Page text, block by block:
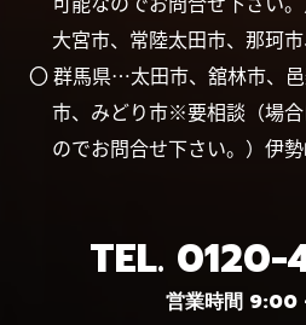
大宮市、常陸太田市、那珂
〇 群馬県…太田市、舘林市、
市、みどり市※要相談（場
のでお問合せ下さい。）伊
TEL. 0120-
営業時間